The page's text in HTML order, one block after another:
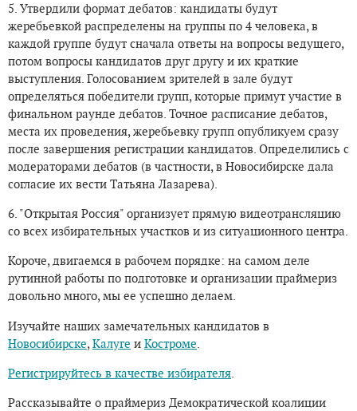
5. Утвердили формат дебатов: кандидаты будут
жеребьевкой распределены на группы по 4 человека, в
каждой группе будут сначала ответы на вопросы ведущего,
потом вопросы кандидатов друг другу и их краткие
выступления. Голосованием зрителей в зале будут
определяться победители групп, которые примут участие в
финальном раунде дебатов. Точное расписание дебатов,
места их проведения, жеребьевку групп опубликуем сразу
после завершения регистрации кандидатов. Определились с
модераторами дебатов (в частности, в Новосибирске дала
согласие их вести Татьяна Лазарева).
6. "Открытая Россия" организует прямую видеотрансляцию
со всех избирательных участков и из ситуационного центра.
Короче, двигаемся в рабочем порядке: на самом деле
рутинной работы по подготовке и организации праймериз
довольно много, мы ее успешно делаем.
Изучайте наших замечательных кандидатов в
Новосибирске,Калуге и Костроме.
Регистрируйтесь в качестве избирателя.
Рассказывайте о праймериз Демократической коалиции